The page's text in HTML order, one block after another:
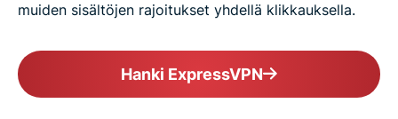
muiden sisältöjen rajoitukset yhdellä klikkauksella.
Hanki ExpressVPN